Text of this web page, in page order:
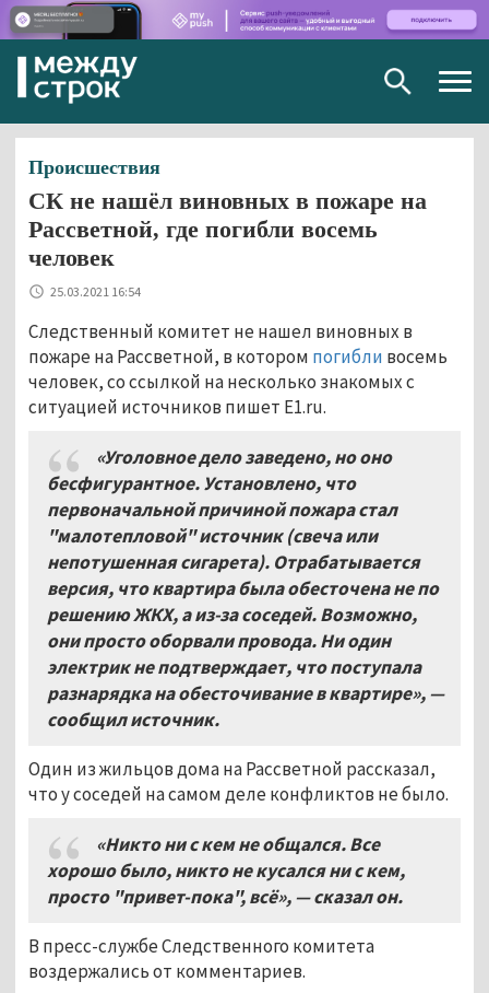
Происшествия
СК не нашёл виновных в пожаре на
Рассветной, где погибли восемь
человек
25.03.2021 16:54
Следственный комитет не нашел виновных в
пожаре на Рассветной, в котором погибли восемь
человек, со ссылкой на несколько знакомых с
ситуацией источников пишет E1.ru.
«Уголовное дело заведено, но оно
бесфигурантное. Установлено, что
первоначальной причиной пожара стал
"малотепловой" источник (свеча или
непотушенная сигарета). Отрабатывается
версия, что квартира была обесточена не по
решению ЖКХ, а из-за соседей. Возможно,
они просто оборвали провода. Ни один
электрик не подтверждает, что поступала
разнарядка на обесточивание в квартире», —
сообщил источник.
Один из жильцов дома на Рассветной рассказал,
что у соседей на самом деле конфликтов не было.
«Никто ни с кем не общался. Все
хорошо было, никто не кусался ни с кем,
просто "привет-пока", всё», — сказал он.
В пресс-службе Следственного комитета
воздержались от комментариев.